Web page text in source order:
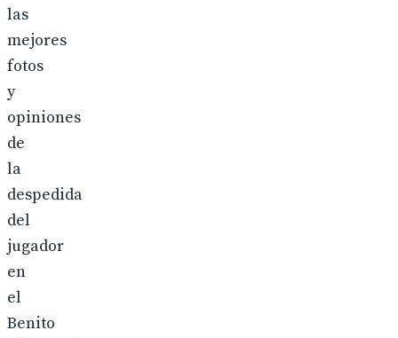
las
mejores
fotos
y
opiniones
de
la
despedida
del
jugador
en
el
Benito